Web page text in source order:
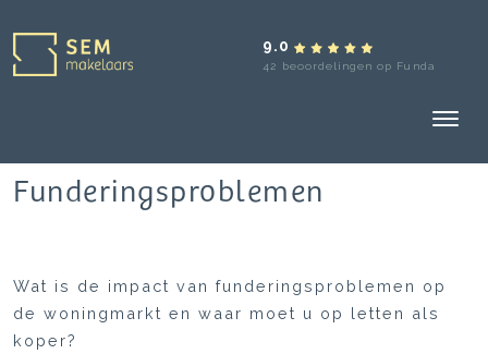
9.0
42 beoordelingen op Funda
Funderingsproblemen
Wat is de impact van funderingsproblemen op
de woningmarkt en waar moet u op letten als
koper?